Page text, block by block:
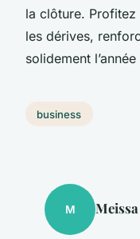
la clôture.
les dérives,
solidement
business
M Meissa